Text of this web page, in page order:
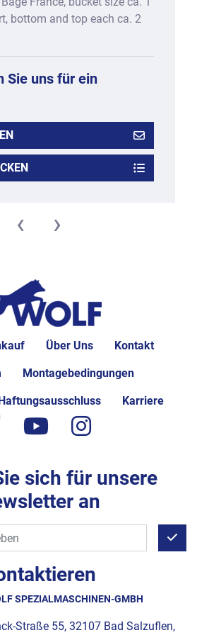
bottom and top each ca. 2
Sie uns für ein
‹ ›
Über Uns Kontakt
Montagebedingungen
Karriere
SPEZIALMASCHINEN-GMBH
Straße 55, 32107 Bad Salzuflen,
facebook
youtubeinstagram
sich für unsere
an